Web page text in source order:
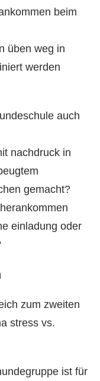
beim
üben weg in
werden
auch
nachdruck in
gemacht?
einladung oder
zum zweiten
stress vs.
ist für